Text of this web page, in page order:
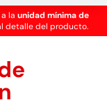
a launidad mínima de
detalle del producto.